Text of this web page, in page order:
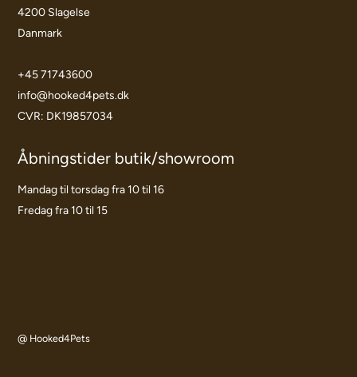
4200 Slagelse
Danmark
+45 71743600
info@hooked4pets.dk
CVR: DK19857034
Åbningstider butik/showroom
Mandag til torsdag fra 10 til 16
Fredag fra 10 til 15
@ Hooked4Pets